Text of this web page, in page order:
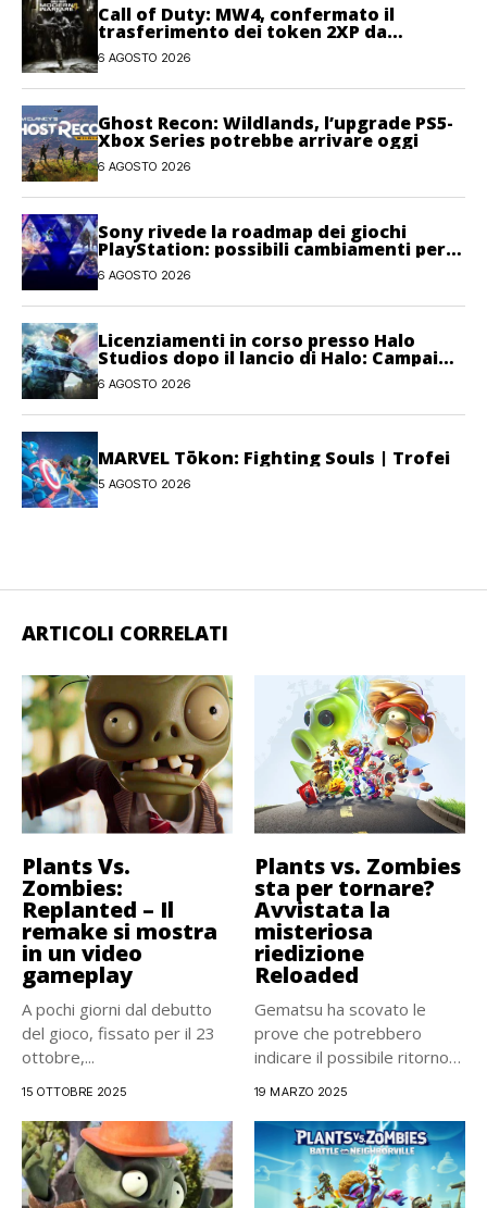
Call of Duty: MW4, confermato il
trasferimento dei token 2XP da
Warzone e Black Ops 7
6 AGOSTO 2026
Ghost Recon: Wildlands, l’upgrade PS5-
Xbox Series potrebbe arrivare oggi
6 AGOSTO 2026
Sony rivede la roadmap dei giochi
PlayStation: possibili cambiamenti per
l’anno fiscale 2026
6 AGOSTO 2026
Licenziamenti in corso presso Halo
Studios dopo il lancio di Halo: Campaign
Evolved
6 AGOSTO 2026
MARVEL Tōkon: Fighting Souls | Trofei
5 AGOSTO 2026
ARTICOLI CORRELATI
Plants Vs.
Zombies:
Replanted – Il
remake si mostra
in un video
gameplay
A pochi giorni dal debutto
del gioco, fissato per il 23
ottobre,...
15 OTTOBRE 2025
Plants vs. Zombies
sta per tornare?
Avvistata la
misteriosa
riedizione
Reloaded
Gematsu ha scovato le
prove che potrebbero
indicare il possibile ritorno
19 MARZO 2025